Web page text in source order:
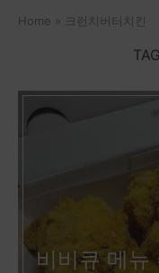
Home » 크런치버터치킨
비비큐 메뉴